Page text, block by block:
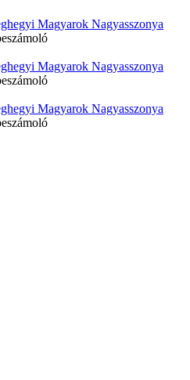
Magyarok Nagyasszonya
Magyarok Nagyasszonya
Magyarok Nagyasszonya